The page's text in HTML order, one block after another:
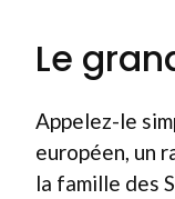
Le
Appelez-le
européen, un
la famille des